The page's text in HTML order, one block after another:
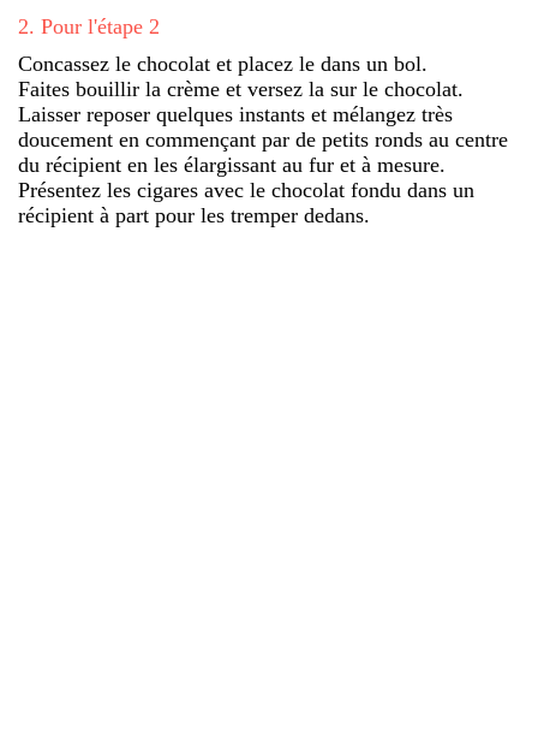
2. Pour l'étape 2
Concassez le chocolat et placez le dans un bol.
Faites bouillir la crème et versez la sur le chocolat.
Laisser reposer quelques instants et mélangez très
doucement en commençant par de petits ronds au centre
du récipient en les élargissant au fur et à mesure.
Présentez les cigares avec le chocolat fondu dans un
récipient à part pour les tremper dedans.